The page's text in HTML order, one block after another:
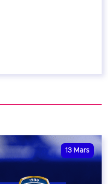
13 Mars